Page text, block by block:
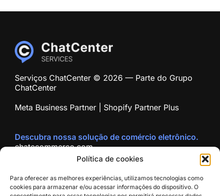
Polí­tica de cookies
Para oferecer as melhores experiências, utilizamos tecnologias como
cookies para armazenar e/ou acessar informações do dispositivo. O
Serviços ChatCenter © 2026 — Parte do Grupo
ChatCenter
Meta Business Partner | Shopify Partner Plus
Descubra nossa solução de comércio eletrônico.
chatecommerce.com